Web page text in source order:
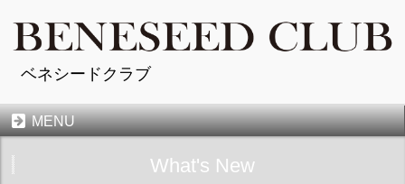
ベネシードクラブ
MENU
What's New